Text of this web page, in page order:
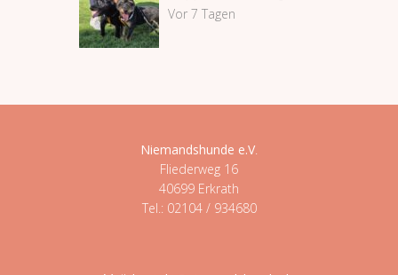
Vor 7 Tagen
Niemandshunde e.V.
Fliederweg 16
40699 Erkrath
Tel.: 02104 / 934680